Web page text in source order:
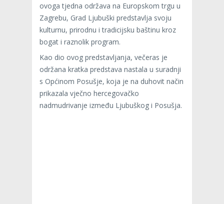
ovoga tjedna održava na Europskom trgu u
Zagrebu, Grad Ljubuški predstavlja svoju
kulturnu, prirodnu i tradicijsku baštinu kroz
bogat i raznolik program.
Kao dio ovog predstavljanja, večeras je
održana kratka predstava nastala u suradnji
s Općinom Posušje, koja je na duhovit način
prikazala vječno hercegovačko
nadmudrivanje između Ljubuškog i Posušja.